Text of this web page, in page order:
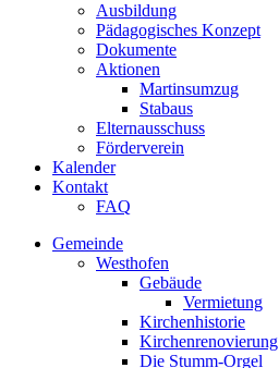
Ausbildung
Pädagogisches Konzept
Dokumente
Aktionen
Martinsumzug
Stabaus
Elternausschuss
Förderverein
Kalender
Kontakt
FAQ
Gemeinde
Westhofen
Gebäude
Vermietung
Kirchenhistorie
Kirchenrenovierung
Die Stumm-Orgel